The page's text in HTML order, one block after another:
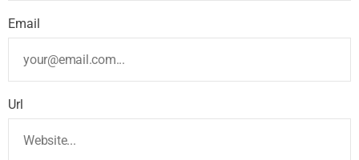
Email
Url